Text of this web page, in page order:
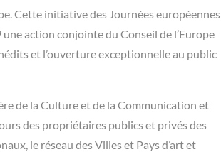
Cette initiative des Journées européennes
action conjointe du Conseil de l’Europe
et l’ouverture exceptionnelle au public
de la Culture et de la Communication et
des propriétaires publics et privés des
le réseau des Villes et Pays d’art et